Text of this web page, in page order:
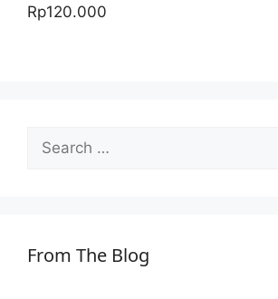
Rp120.000
Search
for:
From The Blog